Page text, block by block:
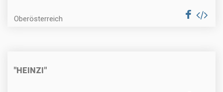
Oberösterreich
"HEINZI"